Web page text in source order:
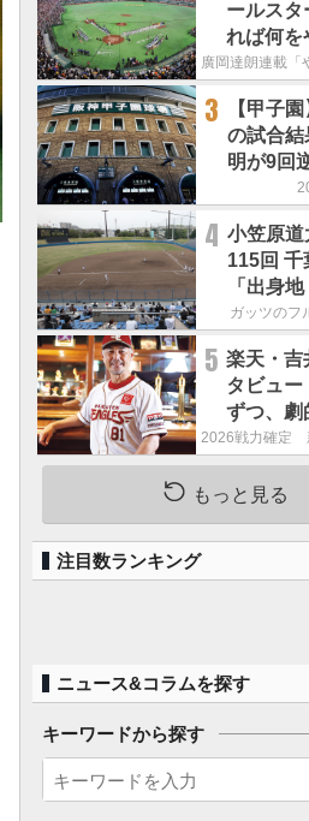
ールスタ
れば何を
いという
廣岡達朗連載「
3
【甲子
の試合
明が9回
大は15
4 小笠原道
115回 千
「出身
の続き
す」
ガッツのフ
5 楽天・吉
タビュ
ずつ、劇
が代わる
が変わる
は、チー
す」
2026戦力確定
もっと見る
注目数ランキング
ニュース&コラムを探す
キーワードから探す